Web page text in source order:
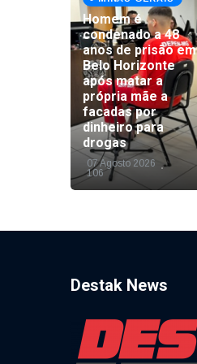
Homem é
condenado a 48
anos de prisão em
Belo Horizonte
após matar a
própria mãe a
facadas por
dinheiro para
drogas
07 Agosto 2026
106
Destak News